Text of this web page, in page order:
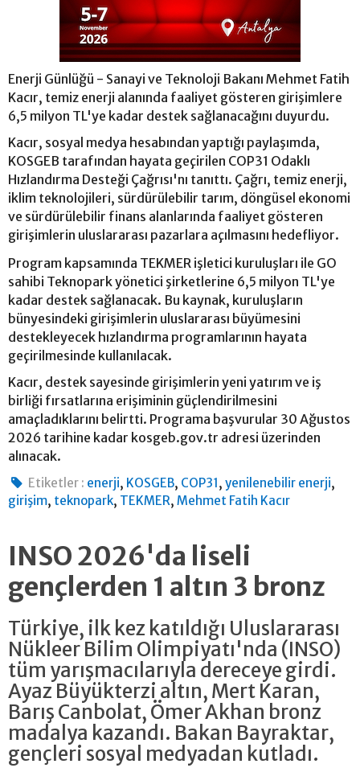
Enerji Günlüğü - Sanayi ve Teknoloji Bakanı Mehmet Fatih
Kacır, temiz enerji alanında faaliyet gösteren girişimlere
6,5 milyon TL'ye kadar destek sağlanacağını duyurdu.
Kacır, sosyal medya hesabından yaptığı paylaşımda,
KOSGEB tarafından hayata geçirilen COP31 Odaklı
Hızlandırma Desteği Çağrısı'nı tanıttı. Çağrı, temiz enerji,
iklim teknolojileri, sürdürülebilir tarım, döngüsel ekonomi
ve sürdürülebilir finans alanlarında faaliyet gösteren
girişimlerin uluslararası pazarlara açılmasını hedefliyor.
Program kapsamında TEKMER işletici kuruluşları ile GO
sahibi Teknopark yönetici şirketlerine 6,5 milyon TL'ye
kadar destek sağlanacak. Bu kaynak, kuruluşların
bünyesindeki girişimlerin uluslararası büyümesini
destekleyecek hızlandırma programlarının hayata
geçirilmesinde kullanılacak.
Kacır, destek sayesinde girişimlerin yeni yatırım ve iş
birliği fırsatlarına erişiminin güçlendirilmesini
amaçladıklarını belirtti. Programa başvurular 30 Ağustos
2026 tarihine kadar kosgeb.gov.tr adresi üzerinden
alınacak.
Etiketler : enerji, KOSGEB, COP31,yenilenebilir enerji,
girişim, teknopark, TEKMER, Mehmet Fatih Kacır
INSO 2026'da liseli
gençlerden 1 altın 3 bronz
Türkiye, ilk kez katıldığı Uluslararası
Nükleer Bilim Olimpiyatı'nda (INSO)
tüm yarışmacılarıyla dereceye girdi.
Ayaz Büyükterzi altın, Mert Karan,
Barış Canbolat, Ömer Akhan bronz
madalya kazandı. Bakan Bayraktar,
gençleri sosyal medyadan kutladı.